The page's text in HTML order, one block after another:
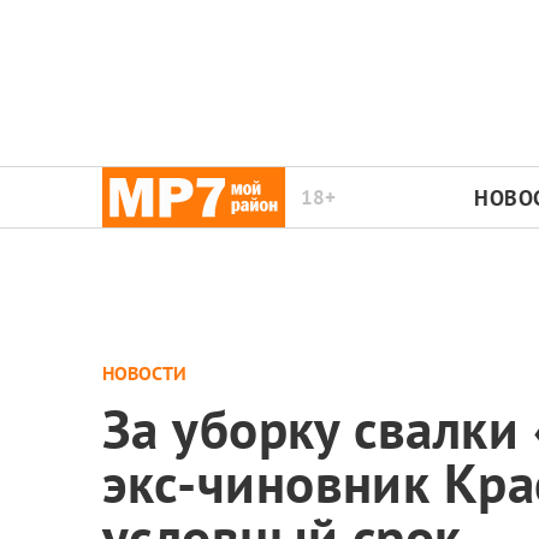
18+
НОВОСТИ
За уборку
экс-чиновник